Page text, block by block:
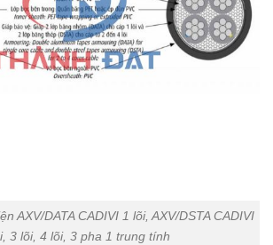
AXV/DATA CADIVI 1 lõi, AXV/DSTA CADIVI
3 lõi, 4 lõi, 3 pha 1 trung tính